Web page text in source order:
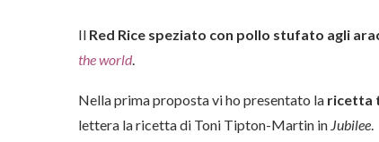
Il Red Rice speziato con pollo stufato agli
the world.
Nella prima proposta vi ho presentato la ricetta
lettera la ricetta di Toni Tipton-Martin in Jubilee.